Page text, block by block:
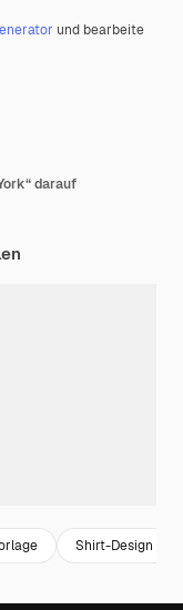
und bearbeite
darauf
Shirt-Design